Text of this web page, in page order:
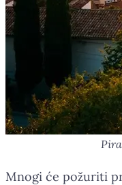
Mnogi će požuriti